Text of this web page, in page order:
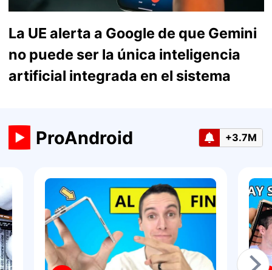
La UE alerta a Google de que Gemini
no puede ser la única inteligencia
artificial integrada en el sistema
ProAndroid +3.7M